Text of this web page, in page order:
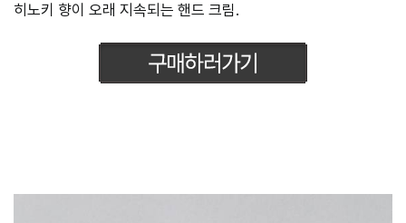
히노키 향이 오래 지속되는 핸드 크림.